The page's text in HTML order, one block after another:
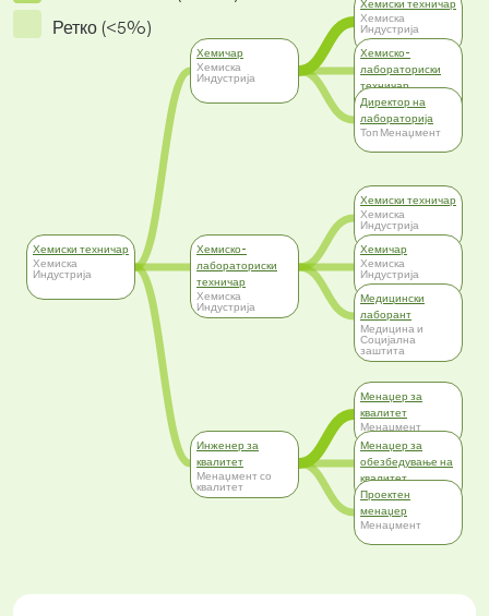
Ретко (<5%)
Хемиски техничар
Хемиска
Индустрија
Хемичар
Хемиска
Индустрија
Хемиско-
лабораториски
техничар
Хемиска
Индустрија
Инженер за
квалитет
Менаџмент со
квалитет
Хемиски техничар
Хемиска
Индустрија
Хемиско-
лабораториски
техничар
Хемиска
Индустрија
Директор на
лабораторија
Топ Менаџмент
Хемиски техничар
Хемиска
Индустрија
Хемичар
Хемиска
Индустрија
Медицински
лаборант
Медицина и
Социјална
заштита
Менаџер за
квалитет
Менаџмент
Менаџер за
обезбедување на
квалитет
Топ Менаџмент
Проектен
менаџер
Менаџмент